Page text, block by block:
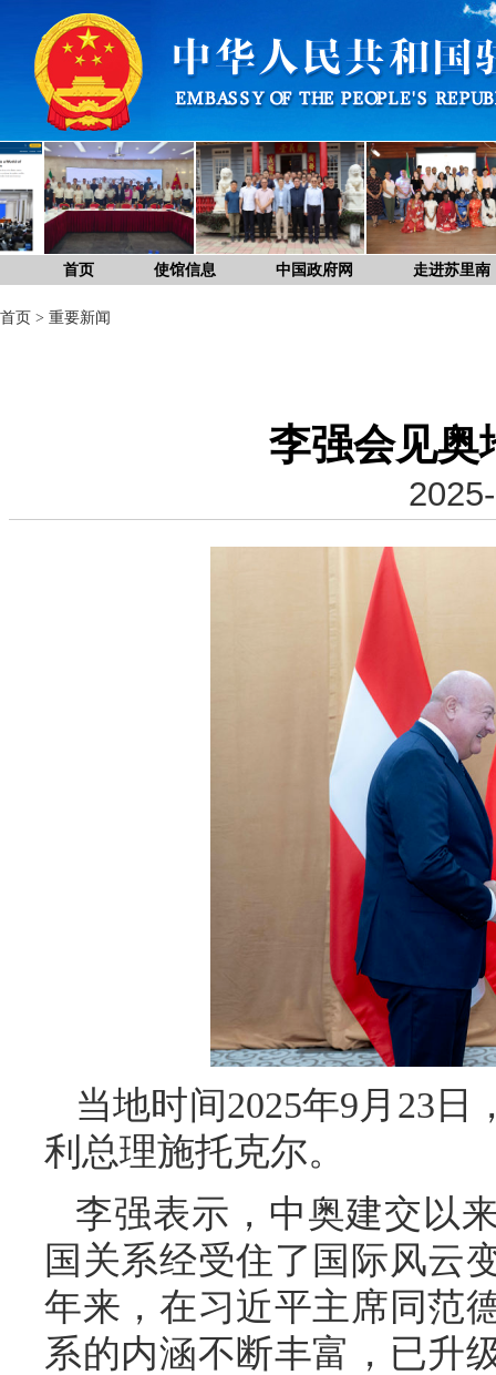
首页 使馆信息 中国政府网 走进苏里南
首页 > 重要新闻
李强会见奥
当地时间2025年9月23
利总理施托克尔。
李强表示，中奥建交以
国关系经受住了国际风云
年来，在习近平主席同范
系的内涵不断丰富，已升